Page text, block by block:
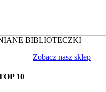
BIBLIOTECZKI
Zobacz nasz sklep
10